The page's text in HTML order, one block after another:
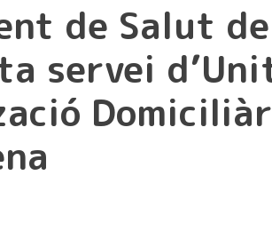
de Salut de
servei